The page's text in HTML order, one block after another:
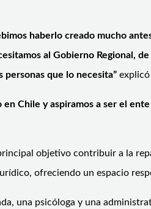
haberlo creado mucho
al Gobierno Regional,
personas que lo necesita” explicó
Chile y aspiramos a ser el
objetivo contribuir a la
ofreciendo un espacio
una psicóloga y una